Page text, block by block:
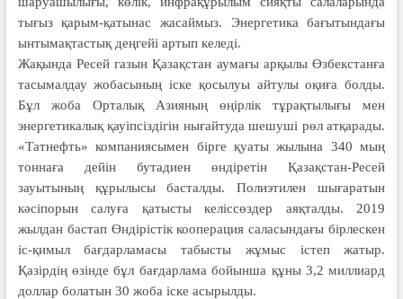
тығыз қарым-қатынас жасаймыз. Энергетика бағытындағы
ынтымақтастық деңгейі артып келеді.
Жақында Ресей газын Қазақстан аумағы арқылы Өзбекстанға
тасымалдау жобасының іске қосылуы айтулы оқиға болды.
Бұл жоба Орталық Азияның өңірлік тұрақтылығы мен
энергетикалық қауіпсіздігін нығайтуда шешуші рөл атқарады.
«Татнефть» компаниясымен бірге қуаты жылына 340 мың
тоннаға дейін бутадиен өндіретін Қазақстан-Ресей
зауытының құрылысы басталды. Полиэтилен шығаратын
кәсіпорын салуға қатысты келіссөздер аяқталды. 2019
жылдан бастап Өндірістік кооперация саласындағы бірлескен
іс-қимыл бағдарламасы табысты жұмыс істеп жатыр.
Қазірдің өзінде бұл бағдарлама бойынша құны 3,2 миллиард
доллар болатын 30 жоба іске асырылды.